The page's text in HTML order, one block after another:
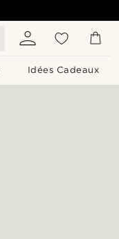
Idées Cadeaux